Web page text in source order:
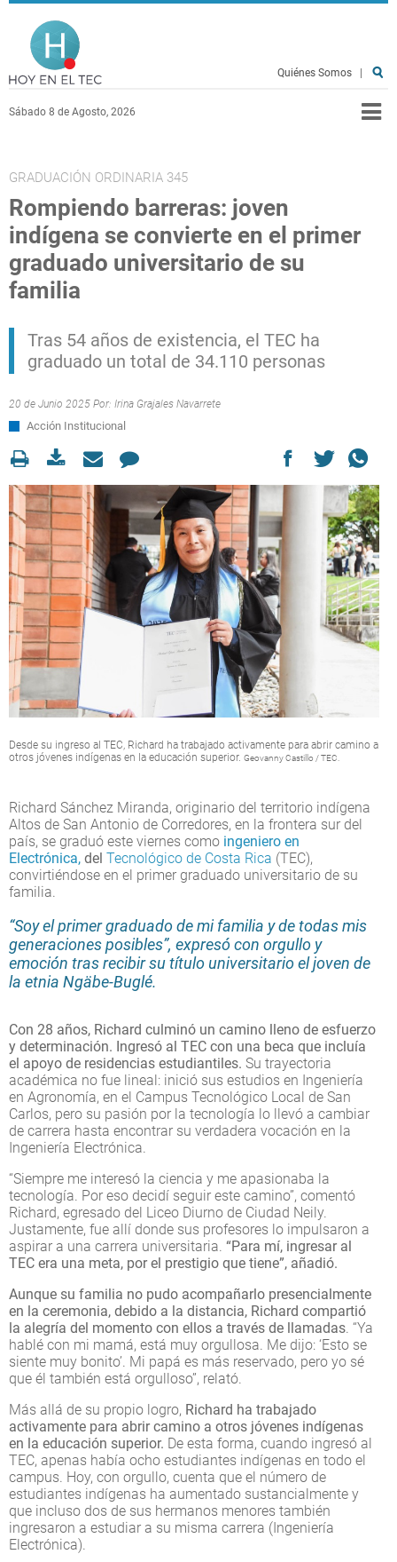
Pasar al contenido principal
Sábado 8 de Agosto, 2026
Quiénes Somos
GRADUACIÓN ORDINARIA 345
Rompiendo barreras: joven
indígena se convierte en el primer
graduado universitario de su
familia
Tras 54 años de existencia, el TEC ha
graduado un total de 34.110 personas
20 de Junio 2025 Por: Irina Grajales Navarrete
Acción Institucional
Desde su ingreso al TEC, Richard ha trabajado activamente para abrir camino a
otros jóvenes indígenas en la educación superior. Geovanny Castillo / TEC.
Richard Sánchez Miranda, originario del territorio indígena
Altos de San Antonio de Corredores, en la frontera sur del
país, se graduó este viernes como ingeniero en
Electrónica, del Tecnológico de Costa Rica (TEC),
convirtiéndose en el primer graduado universitario de su
familia.
“Soy el primer graduado de mi familia y de todas mis
generaciones posibles”, expresó con orgullo y
emoción tras recibir su título universitario el joven de
la etnia Ngäbe-Buglé.
Con 28 años, Richard culminó un camino lleno de esfuerzo
y determinación. Ingresó al TEC con una beca que incluía
el apoyo de residencias estudiantiles. Su trayectoria
académica no fue lineal: inició sus estudios en Ingeniería
en Agronomía, en el Campus Tecnológico Local de San
Carlos, pero su pasión por la tecnología lo llevó a cambiar
de carrera hasta encontrar su verdadera vocación en la
Ingeniería Electrónica.
“Siempre me interesó la ciencia y me apasionaba la
tecnología. Por eso decidí seguir este camino”, comentó
Richard, egresado del Liceo Diurno de Ciudad Neily.
Justamente, fue allí donde sus profesores lo impulsaron a
aspirar a una carrera universitaria. “Para mí, ingresar al
TEC era una meta, por el prestigio que tiene”, añadió.
Aunque su familia no pudo acompañarlo presencialmente
en la ceremonia, debido a la distancia, Richard compartió
la alegría del momento con ellos a través de llamadas. “Ya
hablé con mi mamá, está muy orgullosa. Me dijo: ‘Esto se
siente muy bonito’. Mi papá es más reservado, pero yo sé
que él también está orgulloso”, relató.
Más allá de su propio logro, Richard ha trabajado
activamente para abrir camino a otros jóvenes indígenas
en la educación superior. De esta forma, cuando ingresó al
TEC, apenas había ocho estudiantes indígenas en todo el
campus. Hoy, con orgullo, cuenta que el número de
estudiantes indígenas ha aumentado sustancialmente y
que incluso dos de sus hermanos menores también
ingresaron a estudiar a su misma carrera (Ingeniería
Electrónica).